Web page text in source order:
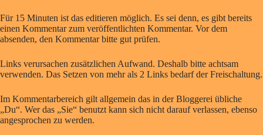
Für 15 Minuten ist das editieren möglich. Es sei denn, es gibt bereits
einen Kommentar zum veröffentlichten Kommentar. Vor dem
absenden, den Kommentar bitte gut prüfen.
Links verursachen zusätzlichen Aufwand. Deshalb bitte achtsam
verwenden. Das Setzen von mehr als 2 Links bedarf der Freischaltung.
Im Kommentarbereich gilt allgemein das in der Bloggerei übliche
„Du“. Wer das „Sie“ benutzt kann sich nicht darauf verlassen, ebenso
angesprochen zu werden.